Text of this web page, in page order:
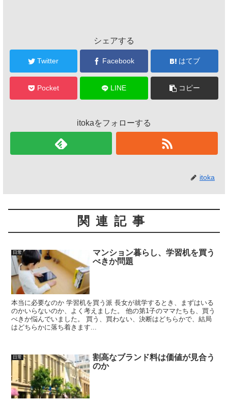
シェアする
Twitter Facebook はてブ
Pocket LINE コピー
itokaをフォローする
itoka
関連記事
日常
マンション暮らし、学習机を買う
べきか問題
本当に必要なのか 学習机を買う派 長女が就学するとき、まずはいる
のかいらないのか、よく考えました。 他の第1子のママたちも、買う
べきか悩んでいました。 買う、買わない、決断はどちらかで、結局
はどちらかに落ち着きます...
日常
割高なブランド料は価値が見合う
のか